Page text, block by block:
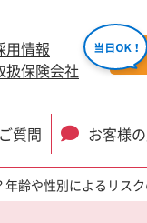
用情報
扱保険会社
質問 お客様
齢や性別によるリスク